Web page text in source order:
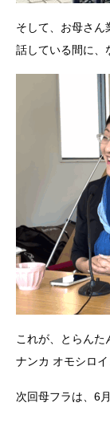
そして、お母さん
話している間に、
これが、とらんた
ナンカ オモシロ
次回母フラは、6